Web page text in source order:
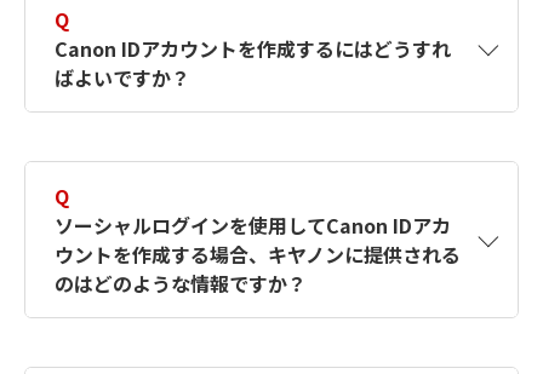
Q
Canon IDアカウントを作成するにはどうすれ
ばよいですか？
す。詳しい作成方法は【カメラ】Canon IDとは
何ですか？Canon IDの作成方法は？をご確認く
ださい。
Q
ソーシャルログインを使用してCanon IDアカ
ウントを作成する場合、キヤノンに提供される
のはどのような情報ですか？